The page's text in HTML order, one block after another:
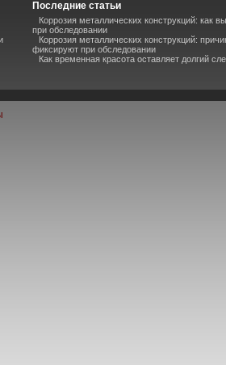
Последние статьи
Коррозия металлических конструкций: как
при обследовании
Коррозия металлических конструкций:
фиксируют при обследовании
Как временная красота оставляет долгий